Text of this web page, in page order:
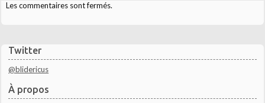
Twitter
@blidericus
À propos
Les commentaires sont fermés.